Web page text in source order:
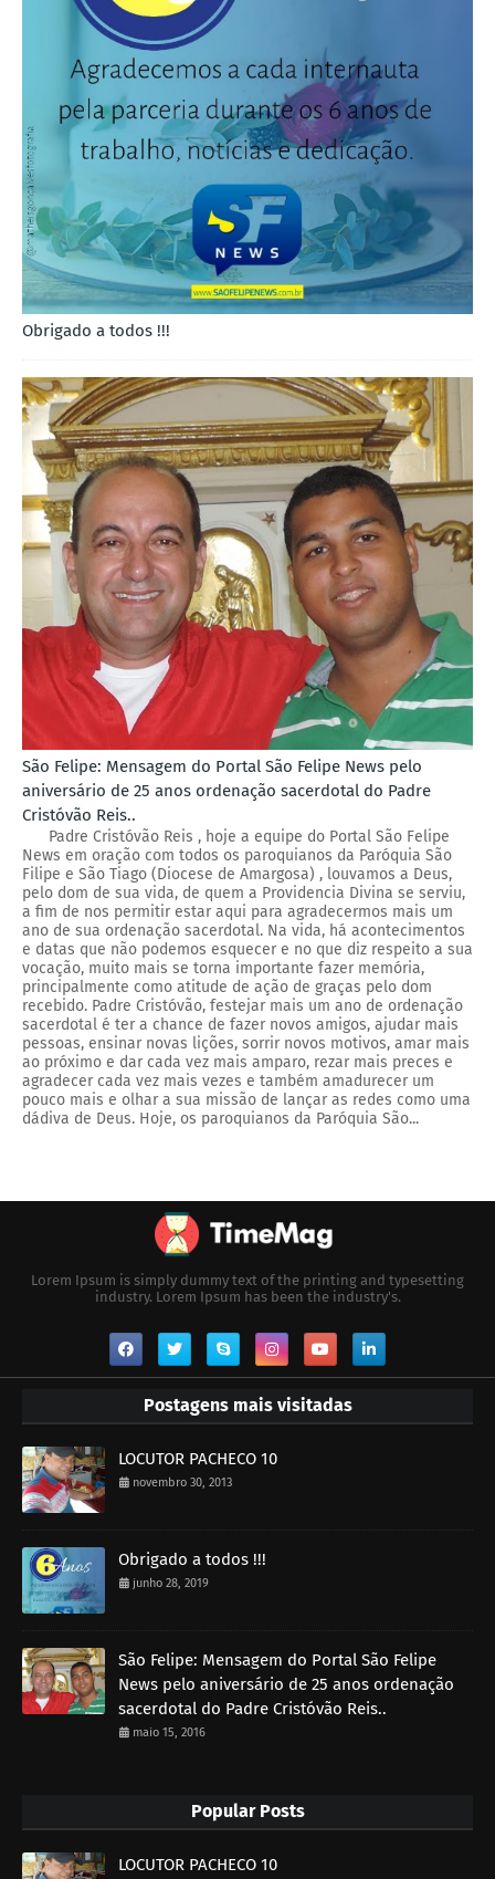
Obrigado a todos !!!
São Felipe: Mensagem do Portal São Felipe News pelo
aniversário de 25 anos ordenação sacerdotal do Padre
Cristóvão Reis..
Padre Cristóvão Reis , hoje a equipe do Portal São Felipe
News em oração com todos os paroquianos da Paróquia São
Filipe e São Tiago (Diocese de Amargosa) , louvamos a Deus,
pelo dom de sua vida, de quem a Providencia Divina se serviu,
a fim de nos permitir estar aqui para agradecermos mais um
ano de sua ordenação sacerdotal. Na vida, há acontecimentos
e datas que não podemos esquecer e no que diz respeito a sua
vocação, muito mais se torna importante fazer memória,
principalmente como atitude de ação de graças pelo dom
recebido. Padre Cristóvão, festejar mais um ano de ordenação
sacerdotal é ter a chance de fazer novos amigos, ajudar mais
pessoas, ensinar novas lições, sorrir novos motivos, amar mais
ao próximo e dar cada vez mais amparo, rezar mais preces e
agradecer cada vez mais vezes e também amadurecer um
pouco mais e olhar a sua missão de lançar as redes como uma
dádiva de Deus. Hoje, os paroquianos da Paróquia São...
Lorem Ipsum is simply dummy text of the printing and typesetting
industry. Lorem Ipsum has been the industry's.
Postagens mais visitadas
LOCUTOR PACHECO 10
novembro 30, 2013
Obrigado a todos !!!
junho 28, 2019
São Felipe: Mensagem do Portal São Felipe
News pelo aniversário de 25 anos ordenação
sacerdotal do Padre Cristóvão Reis..
maio 15, 2016
Popular Posts
LOCUTOR PACHECO 10